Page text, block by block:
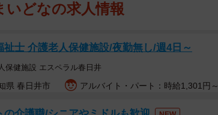
いどなの求人情報
祉士 介護老人保健施設/夜勤無し/週4日～
保健施設 エスペラル春日井
県 春日井市 アルバイト・パート：時給1,301円～